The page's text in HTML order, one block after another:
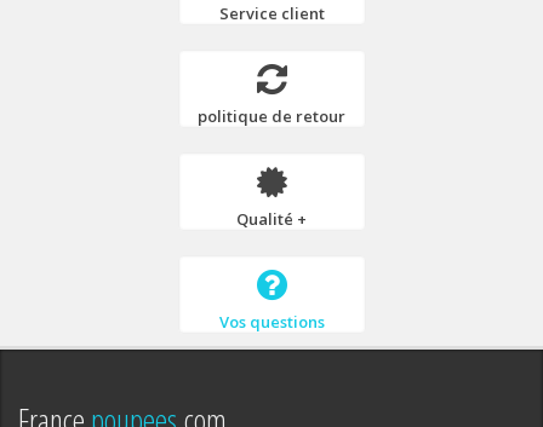
Service client
politique de retour
Qualité +
Vos questions